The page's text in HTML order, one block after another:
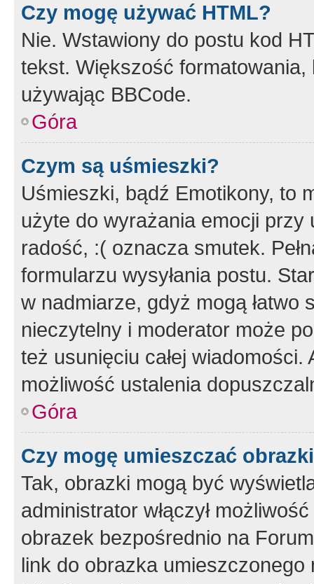
Czy mogę używać HTML?
Nie. Wstawiony do postu kod
tekst. Większość
używając BBCode.
Góra
Czym są uśmieszki?
Uśmieszki, bądź Emotikony, to
użyte do wyrażania emocji
radość, :( oznacza smutek.
formularzu wysyłania postu.
w nadmiarze, gdyż mogą
nieczytelny i moderator może
też usunięciu całej
możliwość ustalenia
Góra
Czy mogę umieszczać
Tak, obrazki mogą być
administrator włączył
obrazek bezpośrednio na
link do obrazka